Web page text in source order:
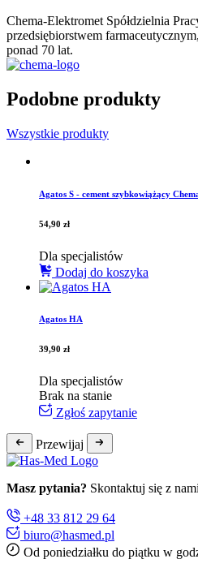
Chema-Elektromet Spółdzielnia
przedsiębiorstwem
ponad 70 lat.
Podobne produkty
Wszystkie produkty
Agatos S - cement szybkowiążący
54,90 zł
Dla specjalistów
Dodaj do koszyka
Agatos HA
39,90 zł
Dla specjalistów
Brak na stanie
Zgłoś zapytanie
Przewijaj
Masz pytania? Skontaktuj się z
+48 33 812 29 64
biuro@hasmed.pl
Od poniedziałku do piątku w